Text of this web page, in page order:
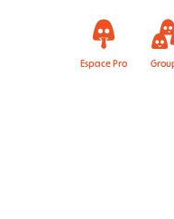
Espace Pro